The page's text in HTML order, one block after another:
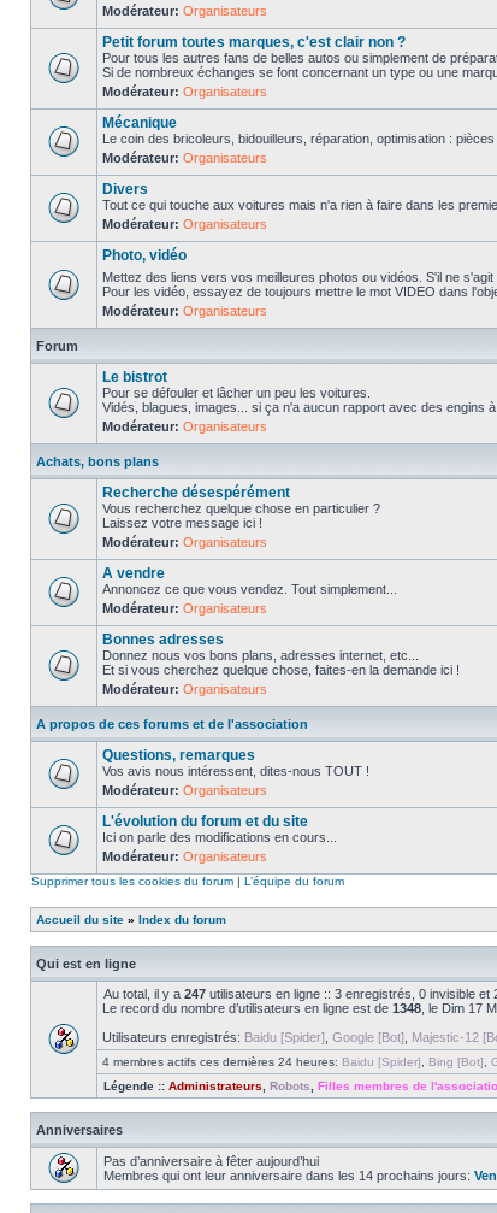
Modérateur: Organisateurs
Petit forum toutes marques, c'est clair non ?
Pour tous les autres fans de belles autos ou simplement de
Si de nombreux échanges se font concernant un type ou une
Modérateur: Organisateurs
Mécanique
Le coin des bricoleurs, bidouilleurs, réparation, optimisation :
Modérateur: Organisateurs
Divers
Tout ce qui touche aux voitures mais n'a rien à faire dans les
Modérateur: Organisateurs
Photo, vidéo
Mettez des liens vers vos meilleures photos ou vidéos. S'il ne
Pour les vidéo, essayez de toujours mettre le mot VIDEO dans
Modérateur: Organisateurs
Forum
Le bistrot
Pour se défouler et lâcher un peu les voitures.
Vidés, blagues, images... si ça n'a aucun rapport avec des engins
Modérateur: Organisateurs
Achats, bons plans
Recherche désespérément
Vous recherchez quelque chose en particulier ?
Laissez votre message ici !
Modérateur: Organisateurs
A vendre
Annoncez ce que vous vendez. Tout simplement...
Modérateur: Organisateurs
Bonnes adresses
Donnez nous vos bons plans, adresses internet, etc...
Et si vous cherchez quelque chose, faites-en la demande ici !
Modérateur: Organisateurs
A propos de ces forums et de l'association
Questions, remarques
Vos avis nous intéressent, dites-nous TOUT !
Modérateur: Organisateurs
L'évolution du forum et du site
Ici on parle des modifications en cours...
Modérateur: Organisateurs
Supprimer tous les cookies du forum | L’équipe du forum
Accueil du site » Index du forum
Qui est en ligne
Au total, il y a 247 utilisateurs en ligne :: 3 enregistrés, 0 invisible et
Le record du nombre d’utilisateurs en ligne est de 1348 , le Dim 17
Utilisateurs enregistrés: Baidu [Spider] Google [Bot] Majestic-12
4 membres actifs ces dernières 24 heures: Baidu [Spider] Bing [Bot]
Légende :: Administrateurs Robots Filles membres de
Anniversaires
Pas d’anniversaire à fêter aujourd’hui
Membres qui ont leur anniversaire dans les 14 prochains jours: